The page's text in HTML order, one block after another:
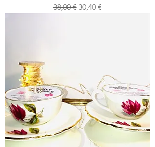
Precio
38,00 € Precio de oferta
30,40 €